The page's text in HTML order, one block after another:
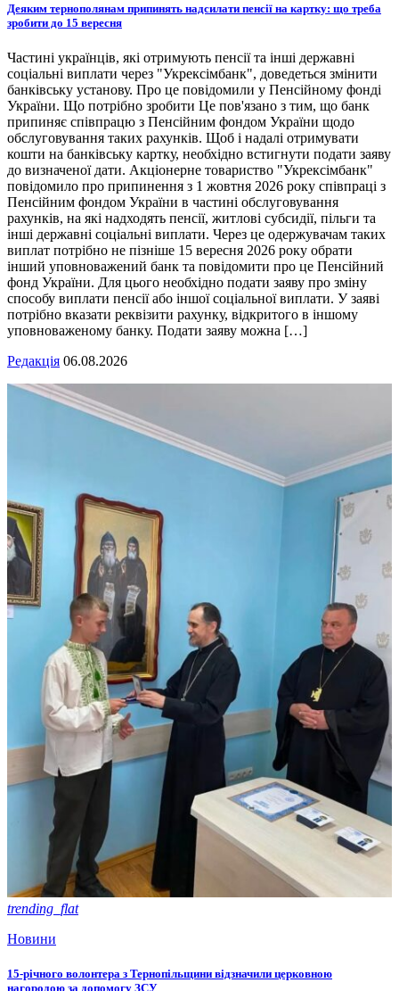
Деяким тернополянам припинять надсилати пенсії на картку: що треба
зробити до 15 вересня
Частині українців, які отримують пенсії та інші державні
соціальні виплати через "Укрексімбанк", доведеться змінити
банківську установу. Про це повідомили у Пенсійному фонді
України. Що потрібно зробити Це пов'язано з тим, що банк
припиняє співпрацю з Пенсійним фондом України щодо
обслуговування таких рахунків. Щоб і надалі отримувати
кошти на банківську картку, необхідно встигнути подати заяву
до визначеної дати. Акціонерне товариство "Укрексімбанк"
повідомило про припинення з 1 жовтня 2026 року співпраці з
Пенсійним фондом України в частині обслуговування
рахунків, на які надходять пенсії, житлові субсидії, пільги та
інші державні соціальні виплати. Через це одержувачам таких
виплат потрібно не пізніше 15 вересня 2026 року обрати
інший уповноважений банк та повідомити про це Пенсійний
фонд України. Для цього необхідно подати заяву про зміну
способу виплати пенсії або іншої соціальної виплати. У заяві
потрібно вказати реквізити рахунку, відкритого в іншому
уповноваженому банку. Подати заяву можна […]
Редакція 06.08.2026
trending_flat
Новини
15-річного волонтера з Тернопільщини відзначили церковною
нагородою за допомогу ЗСУ